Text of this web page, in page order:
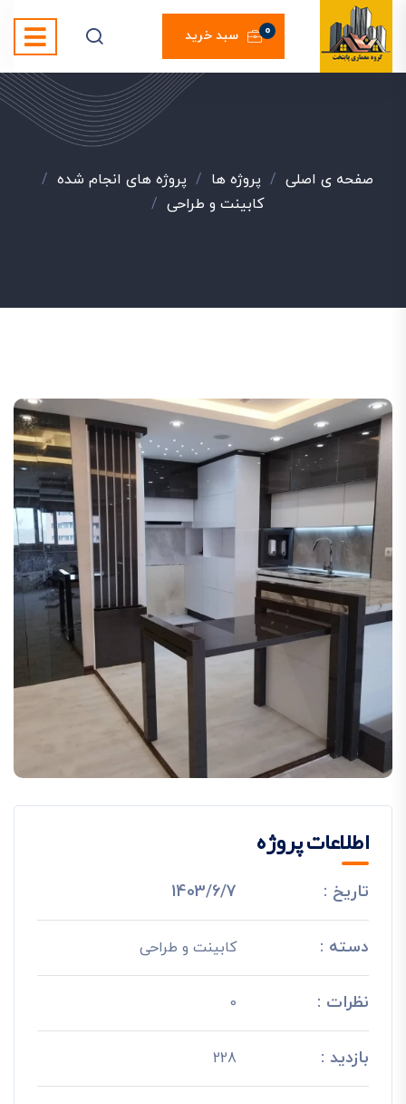
سبد خرید 0
صفحه ی اصلی / پروژه ها / پروژه های انجام شده /
کابینت و طراحی /
اطلاعات پروژه
تاریخ : 1403/6/7
دسته : کابینت و طراحی
نظرات : 0
بازدید : 228